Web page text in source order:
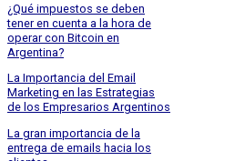
¿Qué impuestos se deben
tener en cuenta a la hora de
operar con Bitcoin en
Argentina?
La Importancia del Email
Marketing en las Estrategias
de los Empresarios Argentinos
La gran importancia de la
entrega de emails hacia los